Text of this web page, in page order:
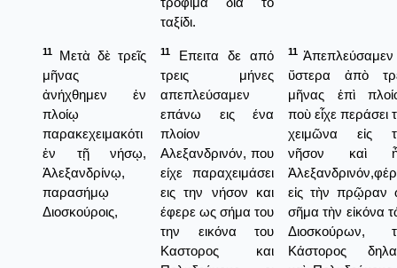
ταξίδι.
11
Μετὰ δὲ τρεῖς
μῆνας
ἀνήχθημεν ἐν
πλοίῳ
παρακεχειμακότι
ἐν τῇ νήσῳ,
Ἀλεξανδρίνῳ,
παρασήμῳ
Διοσκούροις,
11
Επειτα δε από
τρεις μήνες
απεπλεύσαμεν
επάνω εις ένα
πλοίον
Αλεξανδρινόν, που
είχε παραχειμάσει
εις την νήσον και
έφερε ως σήμα του
την εικόνα του
Καστορος και
11 Ἀπεπλεύσαμεν
ὕστερα ἀπὸ
μῆνας ἐπὶ
ποὺ εἶχε περάσει
χειμῶνα εἰς
νῆσον καὶ
εἰς τὴν πρῷραν
σῆμα τὴν εἰκόνα
Διοσκούρων,
Κάστορος